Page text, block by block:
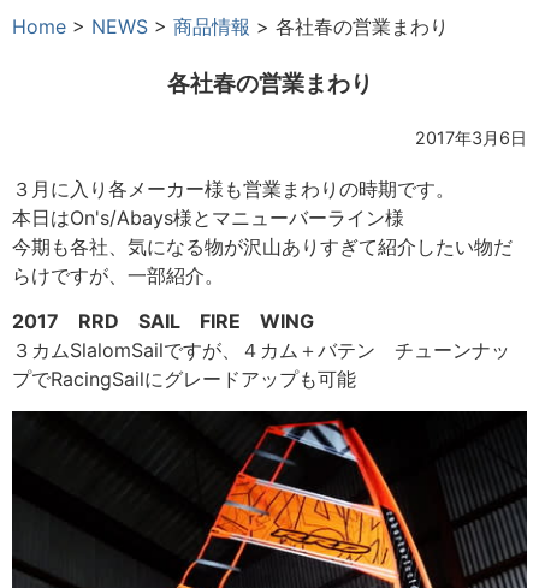
Home > NEWS > 商品情報 > 各社春の営業まわり
各社春の営業まわり
2017年3月6日
３月に入り各メーカー様も営業まわりの時期です。
本日はOn's/Abays様とマニューバーライン様
今期も各社、気になる物が沢山ありすぎて紹介したい物だ
らけですが、一部紹介。
2017 RRD SAIL FIRE WING
３カムSlalomSailですが、４カム＋バテン チューンナッ
プでRacingSailにグレードアップも可能